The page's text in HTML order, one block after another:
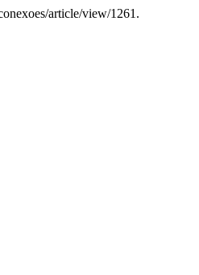
article/view/1261.